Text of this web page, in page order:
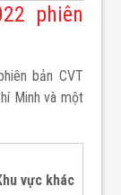
phiên
bản CVT
Minh và một
vực khác